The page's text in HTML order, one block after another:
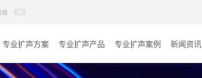
台
专业扩声方案 专业扩声产品
卓越演出系列
专业扩声案例 新闻资讯